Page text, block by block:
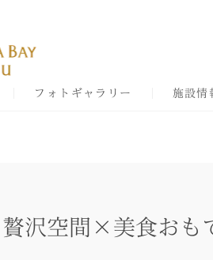
フォトギャラリー 施設情
沢空間×美食おも